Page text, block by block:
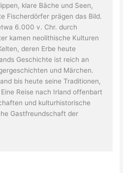
klare Bäche und Seen,
Fischerdörfer prägen das Bild.
6.000 v. Chr. durch
kamen neolithische Kulturen
deren Erbe heute
Geschichte ist reich an
und Märchen.
bis heute seine Traditionen,
Reise nach Irland offenbart
und kulturhistorische
Gastfreundschaft der